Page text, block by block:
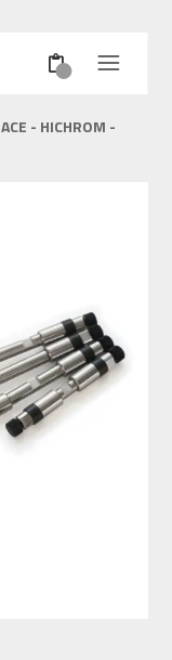
ACE - HICHROM -